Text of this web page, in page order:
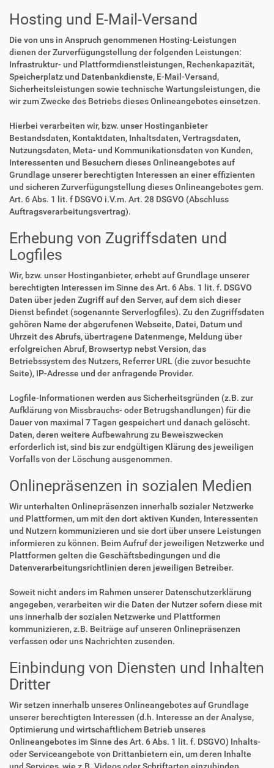
Hosting und E-Mail-Versand
Die von uns in Anspruch genommenen Hosting-Leistungen
dienen der Zurverfügungstellung der folgenden Leistungen:
Infrastruktur- und Plattformdienstleistungen, Rechenkapazität,
Speicherplatz und Datenbankdienste, E-Mail-Versand,
Sicherheitsleistungen sowie technische Wartungsleistungen, die
wir zum Zwecke des Betriebs dieses Onlineangebotes einsetzen.
Hierbei verarbeiten wir, bzw. unser Hostinganbieter
Bestandsdaten, Kontaktdaten, Inhaltsdaten, Vertragsdaten,
Nutzungsdaten, Meta- und Kommunikationsdaten von Kunden,
Interessenten und Besuchern dieses Onlineangebotes auf
Grundlage unserer berechtigten Interessen an einer effizienten
und sicheren Zurverfügungstellung dieses Onlineangebotes gem.
Art. 6 Abs. 1 lit. f DSGVO i.V.m. Art. 28 DSGVO (Abschluss
Auftragsverarbeitungsvertrag).
Erhebung von Zugriffsdaten und
Logfiles
Wir, bzw. unser Hostinganbieter, erhebt auf Grundlage unserer
berechtigten Interessen im Sinne des Art. 6 Abs. 1 lit. f. DSGVO
Daten über jeden Zugriff auf den Server, auf dem sich dieser
Dienst befindet (sogenannte Serverlogfiles). Zu den Zugriffsdaten
gehören Name der abgerufenen Webseite, Datei, Datum und
Uhrzeit des Abrufs, übertragene Datenmenge, Meldung über
erfolgreichen Abruf, Browsertyp nebst Version, das
Betriebssystem des Nutzers, Referrer URL (die zuvor besuchte
Seite), IP-Adresse und der anfragende Provider.
Logfile-Informationen werden aus Sicherheitsgründen (z.B. zur
Aufklärung von Missbrauchs- oder Betrugshandlungen) für die
Dauer von maximal 7 Tagen gespeichert und danach gelöscht.
Daten, deren weitere Aufbewahrung zu Beweiszwecken
erforderlich ist, sind bis zur endgültigen Klärung des jeweiligen
Vorfalls von der Löschung ausgenommen.
Onlinepräsenzen in sozialen Medien
Wir unterhalten Onlinepräsenzen innerhalb sozialer Netzwerke
und Plattformen, um mit den dort aktiven Kunden, Interessenten
und Nutzern kommunizieren und sie dort über unsere Leistungen
informieren zu können. Beim Aufruf der jeweiligen Netzwerke und
Plattformen gelten die Geschäftsbedingungen und die
Datenverarbeitungsrichtlinien deren jeweiligen Betreiber.
Soweit nicht anders im Rahmen unserer Datenschutzerklärung
angegeben, verarbeiten wir die Daten der Nutzer sofern diese mit
uns innerhalb der sozialen Netzwerke und Plattformen
kommunizieren, z.B. Beiträge auf unseren Onlinepräsenzen
verfassen oder uns Nachrichten zusenden.
Einbindung von Diensten und Inhalten
Dritter
Wir setzen innerhalb unseres Onlineangebotes auf Grundlage
unserer berechtigten Interessen (d.h. Interesse an der Analyse,
Optimierung und wirtschaftlichem Betrieb unseres
Onlineangebotes im Sinne des Art. 6 Abs. 1 lit. f. DSGVO) Inhalts-
oder Serviceangebote von Drittanbietern ein, um deren Inhalte